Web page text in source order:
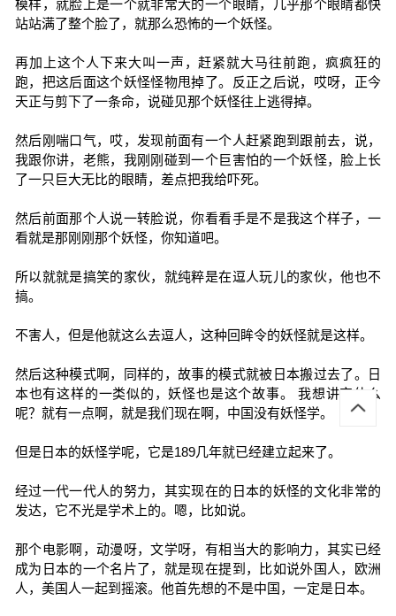
模样，就脸上是一个就非常大的一个眼睛，几乎那个眼睛都快
站站满了整个脸了，就那么恐怖的一个妖怪。
再加上这个人下来大叫一声，赶紧就大马往前跑，疯疯狂的
跑，把这后面这个妖怪怪物甩掉了。反正之后说，哎呀，正今
天正与剪下了一条命，说碰见那个妖怪往上逃得掉。
然后刚喘口气，哎，发现前面有一个人赶紧跑到跟前去，说，
我跟你讲，老熊，我刚刚碰到一个巨害怕的一个妖怪，脸上长
了一只巨大无比的眼睛，差点把我给吓死。
然后前面那个人说一转脸说，你看看手是不是我这个样子，一
看就是那刚刚那个妖怪，你知道吧。
所以就就是搞笑的家伙，就纯粹是在逗人玩儿的家伙，他也不
搞。
不害人，但是他就这么去逗人，这种回眸令的妖怪就是这样。
然后这种模式啊，同样的，故事的模式就被日本搬过去了。日
本也有这样的一类似的，妖怪也是这个故事。 我想讲究什么
呢？就有一点啊，就是我们现在啊，中国没有妖怪学。
但是日本的妖怪学呢，它是189几年就已经建立起来了。
经过一代一代人的努力，其实现在的日本的妖怪的文化非常的
发达，它不光是学术上的。嗯，比如说。
那个电影啊，动漫呀，文学呀，有相当大的影响力，其实已经
成为日本的一个名片了，就是现在提到，比如说外国人，欧洲
人，美国人一起到摇滚。他首先想的不是中国，一定是日本。